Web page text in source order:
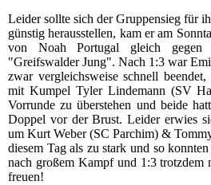
Leider sollte sich der Gruppensieg für
günstig herausstellen, kam er am
von Noah Portugal gleich gegen
"Greifswalder Jung". Nach 1:3 war
zwar vergleichsweise schnell
mit Kumpel Tyler Lindemann (SV
Vorrunde zu überstehen und beide
Doppel vor der Brust. Leider erwies
um Kurt Weber (SC Parchim) &
diesem Tag als zu stark und so
nach großem Kampf und 1:3 trotzdem
freuen!